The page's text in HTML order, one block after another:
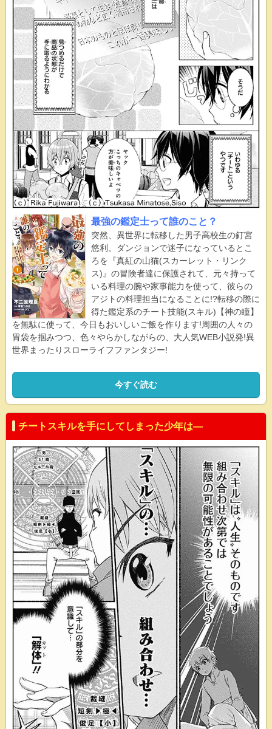
最強の鑑定士って誰のこと？
突然、異世界に転移した男子高校生の釘宮
悠利。ダンジョンで迷子になっているとこ
ろを『真紅の山猫(スカーレット・リンク
ス)』の冒険者達に保護されて、元々持って
いる料理の腕や家事能力を使って、彼らの
アジトの料理担当になることに!?転移の際に
得た鑑定系のチート技能(スキル)【神の瞳】
を無駄に使って、今日もおいしいご飯を作ります!周囲の人々の
胃袋を掴みつつ、色々やらかしながらの、大人気WEB小説発!異
世界まったりスローライフファンタジー!
今すぐ読む
チートスキルを手にしてしまった少年は―